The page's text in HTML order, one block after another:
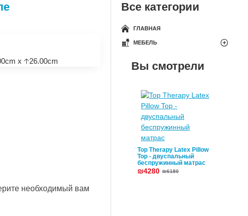
необходимый вам
x 🡡26.00cm
Все категории
ГЛАВНАЯ
МЕБЕЛЬ
Вы смотрели
Top Therapy Latex Pillow
Top - двуспальный
беспружинный матрас
₪4280 ₪6180